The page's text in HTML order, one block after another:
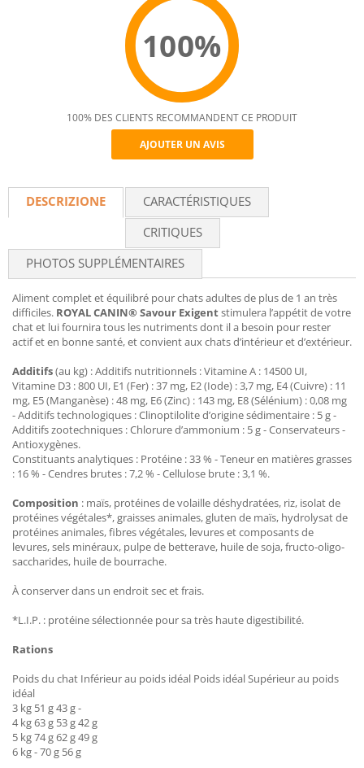
100%
Recommend
100% DES CLIENTS RECOMMANDENT CE PRODUIT
AJOUTER UN AVIS
DESCRIZIONE
CARACTÉRISTIQUES
CRITIQUES
PHOTOS SUPPLÉMENTAIRES
Aliment complet et équilibré pour chats adultes de plus de 1 an très
difficiles. ROYAL CANIN® Savour Exigentstimulera l’appétit de votre
chat et lui fournira tous les nutriments dont il a besoin pour rester
actif et en bonne santé, et convient aux chats d’intérieur et d’extérieur.
Additifs(au kg) : Additifs nutritionnels : Vitamine A : 14500 UI,
Vitamine D3 : 800 UI, E1 (Fer) : 37 mg, E2 (Iode) : 3,7 mg, E4 (Cuivre) : 11
mg, E5 (Manganèse) : 48 mg, E6 (Zinc) : 143 mg, E8 (Sélénium) : 0,08 mg
- Additifs technologiques : Clinoptilolite d’origine sédimentaire : 5 g -
Additifs zootechniques : Chlorure d’ammonium : 5 g - Conservateurs -
Antioxygènes.
Constituants analytiques : Protéine : 33 % - Teneur en matières grasses
: 16 % - Cendres brutes : 7,2 % - Cellulose brute : 3,1 %.
Composition : maïs, protéines de volaille déshydratées, riz, isolat de
protéines végétales*, graisses animales, gluten de maïs, hydrolysat de
protéines animales, fibres végétales, levures et composants de
levures, sels minéraux, pulpe de betterave, huile de soja, fructo-oligo-
saccharides, huile de bourrache.
À conserver dans un endroit sec et frais.
*L.I.P. : protéine sélectionnée pour sa très haute digestibilité.
Rations
Poids du chat Inférieur au poids idéal Poids idéal Supérieur au poids
idéal
3 kg 51 g 43 g -
4 kg 63 g 53 g 42 g
5 kg 74 g 62 g 49 g
6 kg - 70 g 56 g